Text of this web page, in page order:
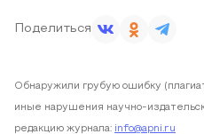
Поделиться
Обнаружили грубую ошибку
иные нарушения научно-
редакцию журнала: info@apni.ru